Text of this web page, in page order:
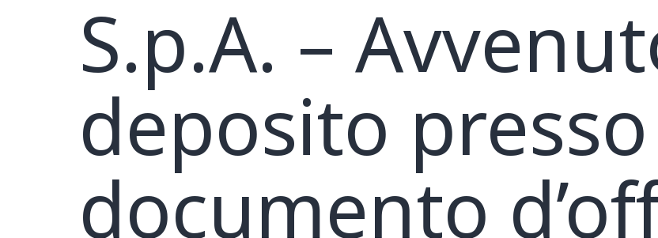
S.p.A. –
deposito
documento